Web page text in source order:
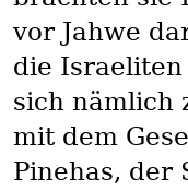
vor Jahwe
die Israeliten
sich nämlich
mit dem
Pinehas, der